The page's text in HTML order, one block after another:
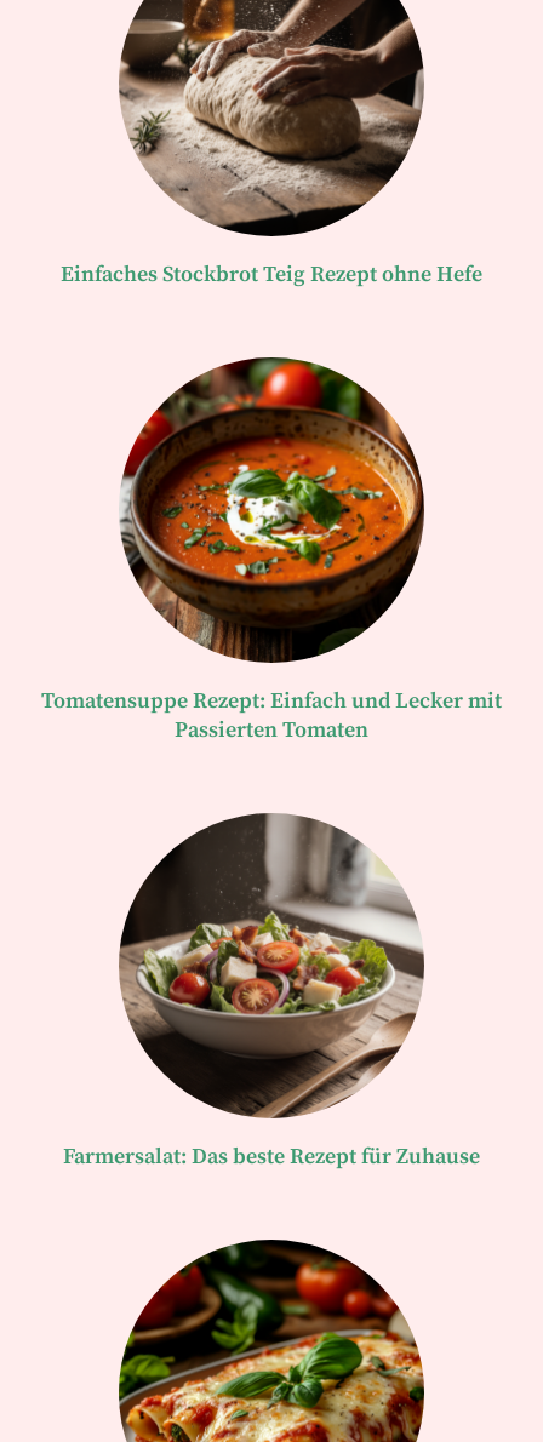
Einfaches Stockbrot Teig Rezept ohne Hefe
Tomatensuppe Rezept: Einfach und Lecker mit
Passierten Tomaten
Farmersalat: Das beste Rezept für Zuhause